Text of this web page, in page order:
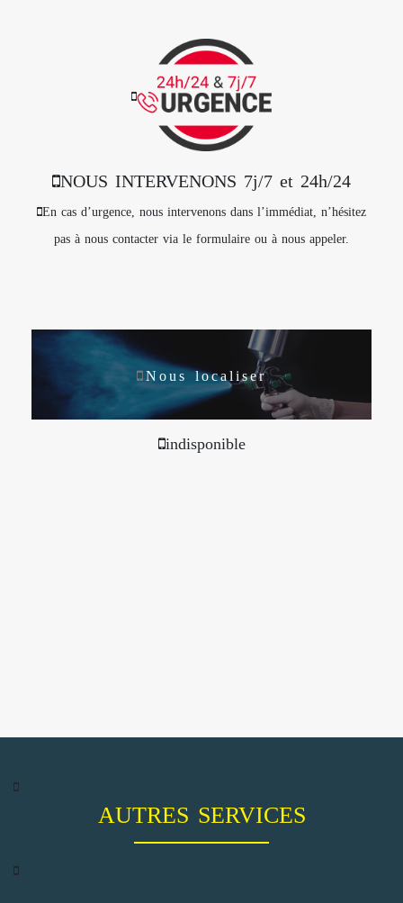
NOUS INTERVENONS 7j/7 et 24h/24
En cas d’urgence, nous intervenons dans l’immédiat, n’hésitez
pas à nous contacter via le formulaire ou à nous appeler.
Nous localiser
indisponible
AUTRES SERVICES